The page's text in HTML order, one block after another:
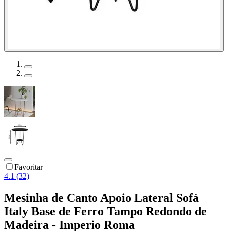
Favoritar
4.1 (32)
Mesinha de Canto Apoio Lateral Sofá
Italy Base de Ferro Tampo Redondo de
Madeira - Imperio Roma